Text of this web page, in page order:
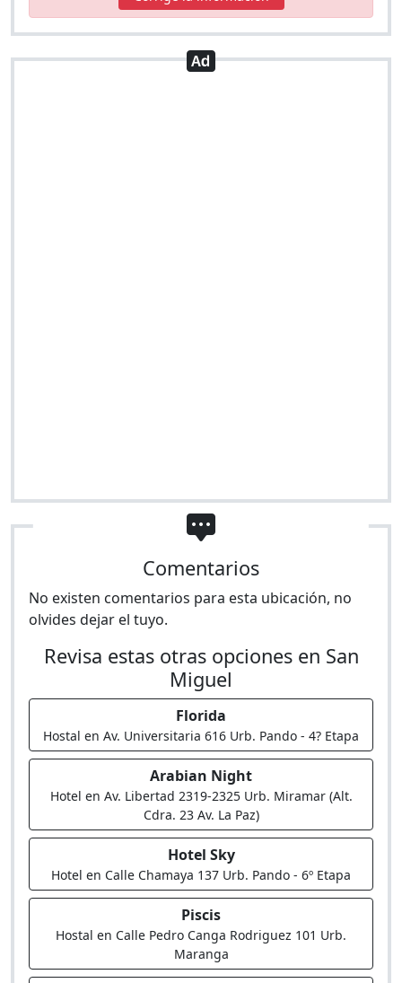
Comentarios
No existen comentarios para esta ubicación, no
olvides dejar el tuyo.
Revisa estas otras opciones en San
Miguel
Florida
Hostal en Av. Universitaria 616 Urb. Pando - 4? Etapa
Arabian Night
Hotel en Av. Libertad 2319-2325 Urb. Miramar (Alt.
Cdra. 23 Av. La Paz)
Hotel Sky
Hotel en Calle Chamaya 137 Urb. Pando - 6º Etapa
Piscis
Hostal en Calle Pedro Canga Rodriguez 101 Urb.
Maranga